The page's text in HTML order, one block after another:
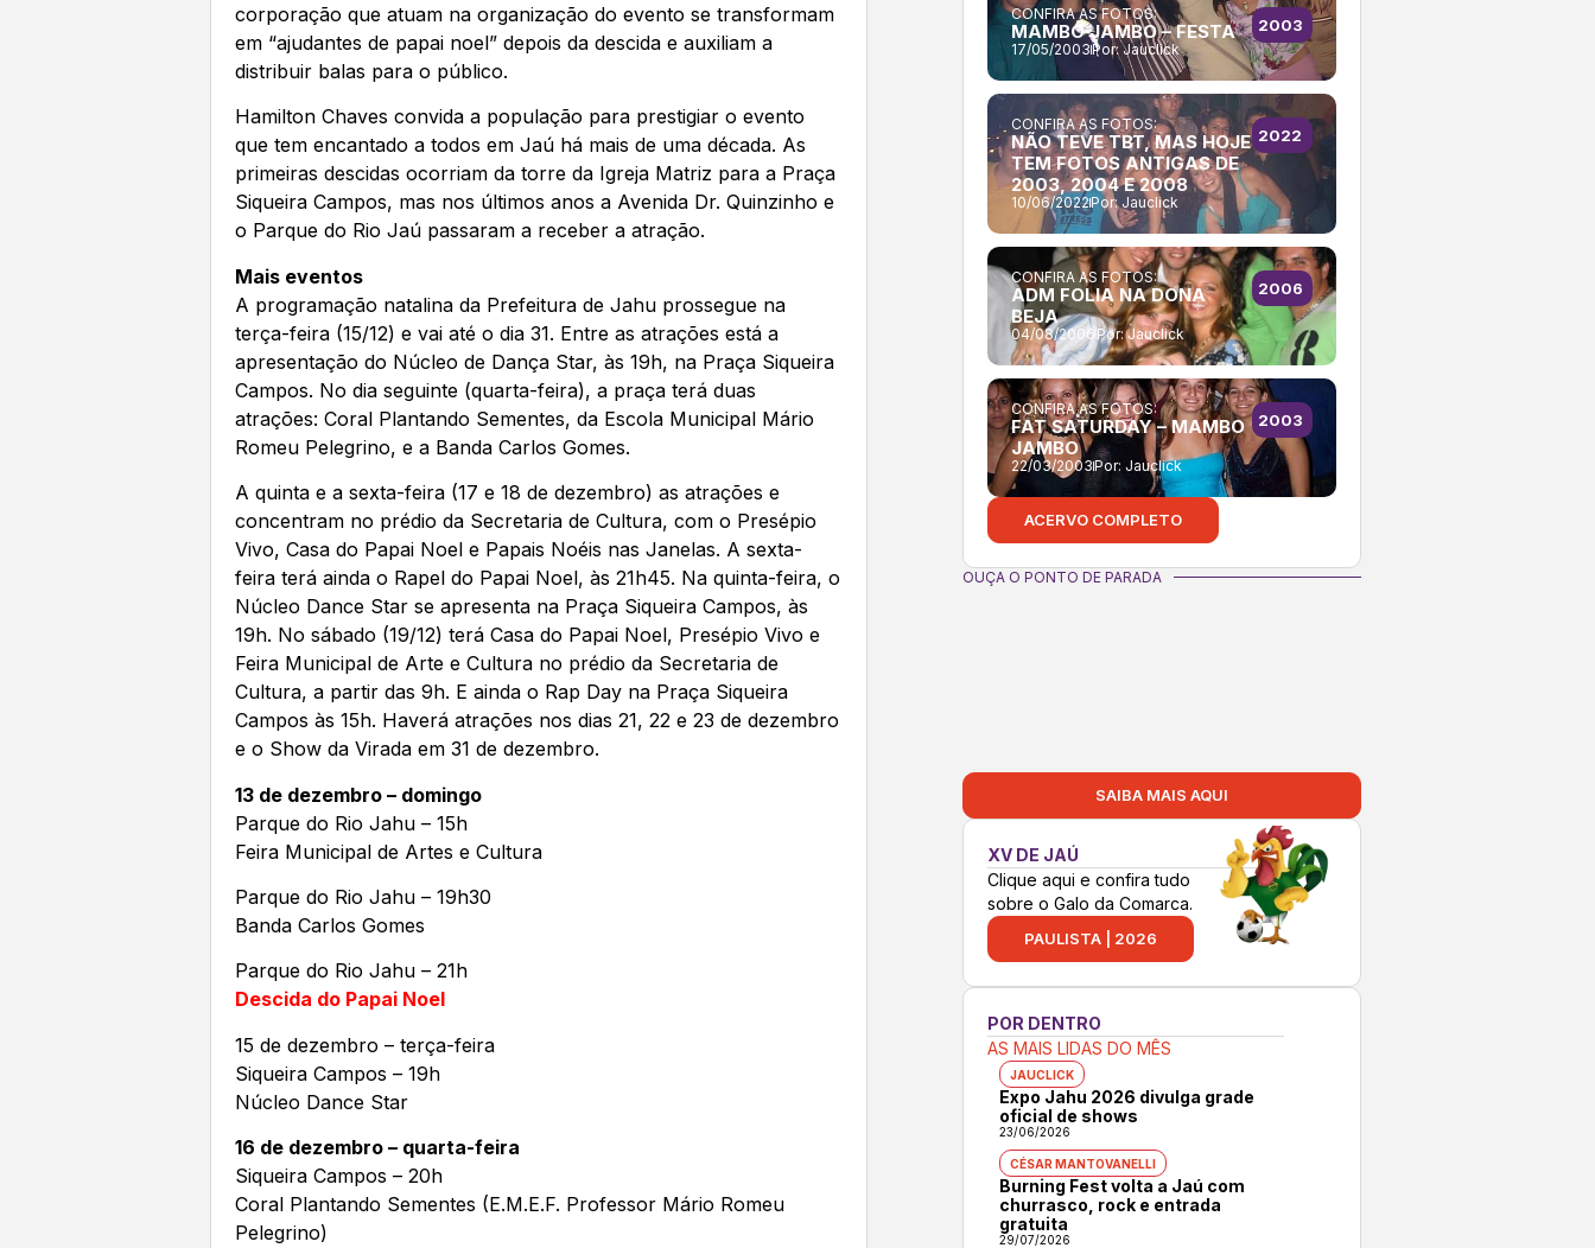
corporação que atuam na organização do evento se transformam
em “ajudantes de papai noel” depois da descida e auxiliam a
distribuir balas para o público.
Hamilton Chaves convida a população para prestigiar o evento
que tem encantado a todos em Jaú há mais de uma década. As
primeiras descidas ocorriam da torre da Igreja Matriz para a Praça
Siqueira Campos, mas nos últimos anos a Avenida Dr. Quinzinho e
o Parque do Rio Jaú passaram a receber a atração.
Mais eventos
A programação natalina da Prefeitura de Jahu prossegue na
terça-feira (15/12) e vai até o dia 31. Entre as atrações está a
apresentação do Núcleo de Dança Star, às 19h, na Praça Siqueira
Campos. No dia seguinte (quarta-feira), a praça terá duas
atrações: Coral Plantando Sementes, da Escola Municipal Mário
Romeu Pelegrino, e a Banda Carlos Gomes.
A quinta e a sexta-feira (17 e 18 de dezembro) as atrações e
concentram no prédio da Secretaria de Cultura, com o Presépio
Vivo, Casa do Papai Noel e Papais Noéis nas Janelas. A sexta-
feira terá ainda o Rapel do Papai Noel, às 21h45. Na quinta-feira, o
Núcleo Dance Star se apresenta na Praça Siqueira Campos, às
19h. No sábado (19/12) terá Casa do Papai Noel, Presépio Vivo e
Feira Municipal de Arte e Cultura no prédio da Secretaria de
Cultura, a partir das 9h. E ainda o Rap Day na Praça Siqueira
Campos às 15h. Haverá atrações nos dias 21, 22 e 23 de dezembro
e o Show da Virada em 31 de dezembro.
13 de dezembro – domingo
Parque do Rio Jahu – 15h
Feira Municipal de Artes e Cultura
Parque do Rio Jahu – 19h30
Banda Carlos Gomes
Parque do Rio Jahu – 21h
Descida do Papai Noel
15 de dezembro – terça-feira
Siqueira Campos – 19h
Núcleo Dance Star
16 de dezembro – quarta-feira
Siqueira Campos – 20h
Coral Plantando Sementes (E.M.E.F. Professor Mário Romeu
Pelegrino)
CONFIRA AS FOTOS:
MAMBO JAMBO – FESTA
17/05/2003Por:Jauclick
2003
CONFIRA AS FOTOS:
NÃO TEVE TBT, MAS HOJE
TEM FOTOS ANTIGAS DE
2003, 2004 E 2008
10/06/2022Por: Jauclick
2022
CONFIRA AS FOTOS:
ADM FOLIA NA DONA
BEJA
04/08/2006 Por:Jauclick
2006
CONFIRA AS FOTOS:
FAT SATURDAY – MAMBO
JAMBO
22/03/2003Por: Jauclick
2003
ACERVO COMPLETO
OUÇA O PONTO DE PARADA
SAIBA MAIS AQUI
XV DE JAÚ
Clique aqui e confira tudo
sobre o Galo da Comarca.
PAULISTA | 2026
POR DENTRO
AS MAIS LIDAS DO MÊS
JAUCLICK
Expo Jahu 2026 divulga grade
oficial de shows
23/06/2026
CÉSAR MANTOVANELLI
Burning Fest volta a Jaú com
churrasco, rock e entrada
gratuita
29/07/2026